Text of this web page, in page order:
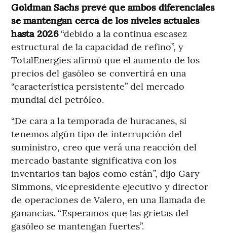
Goldman Sachs prevé que ambos diferenciales
se mantengan cerca de los niveles actuales
hasta 2026“debido a la continua escasez
estructural de la capacidad de refino”, y
TotalEnergies afirmó que el aumento de los
precios del gasóleo se convertirá en una
“característica persistente” del mercado
mundial del petróleo.
“De cara a la temporada de huracanes, si
tenemos algún tipo de interrupción del
suministro, creo que verá una reacción del
mercado bastante significativa con los
inventarios tan bajos como están”, dijo Gary
Simmons, vicepresidente ejecutivo y director
de operaciones de Valero, en una llamada de
ganancias. “Esperamos que las grietas del
gasóleo se mantengan fuertes”.